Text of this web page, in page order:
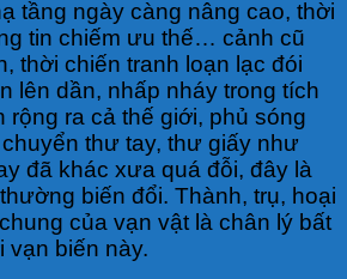
tầng ngày càng nâng cao, thời
tin chiếm ưu thế… cảnh cũ
thời chiến tranh loạn lạc đói
lên dần, nhấp nháy trong tích
rộng ra cả thế giới, phủ sóng
thư tay, thư giấy như
đã khác xưa quá đỗi, đây là
biến đổi. Thành, trụ, hoại
của vạn vật là chân lý bất
vạn biến này.